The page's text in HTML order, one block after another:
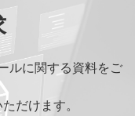
ルに関する資料をご
だけます。